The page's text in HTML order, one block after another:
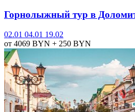
Горнолыжный тур в
02.01 04.01 19.02
от 4069 BYN + 250 BYN